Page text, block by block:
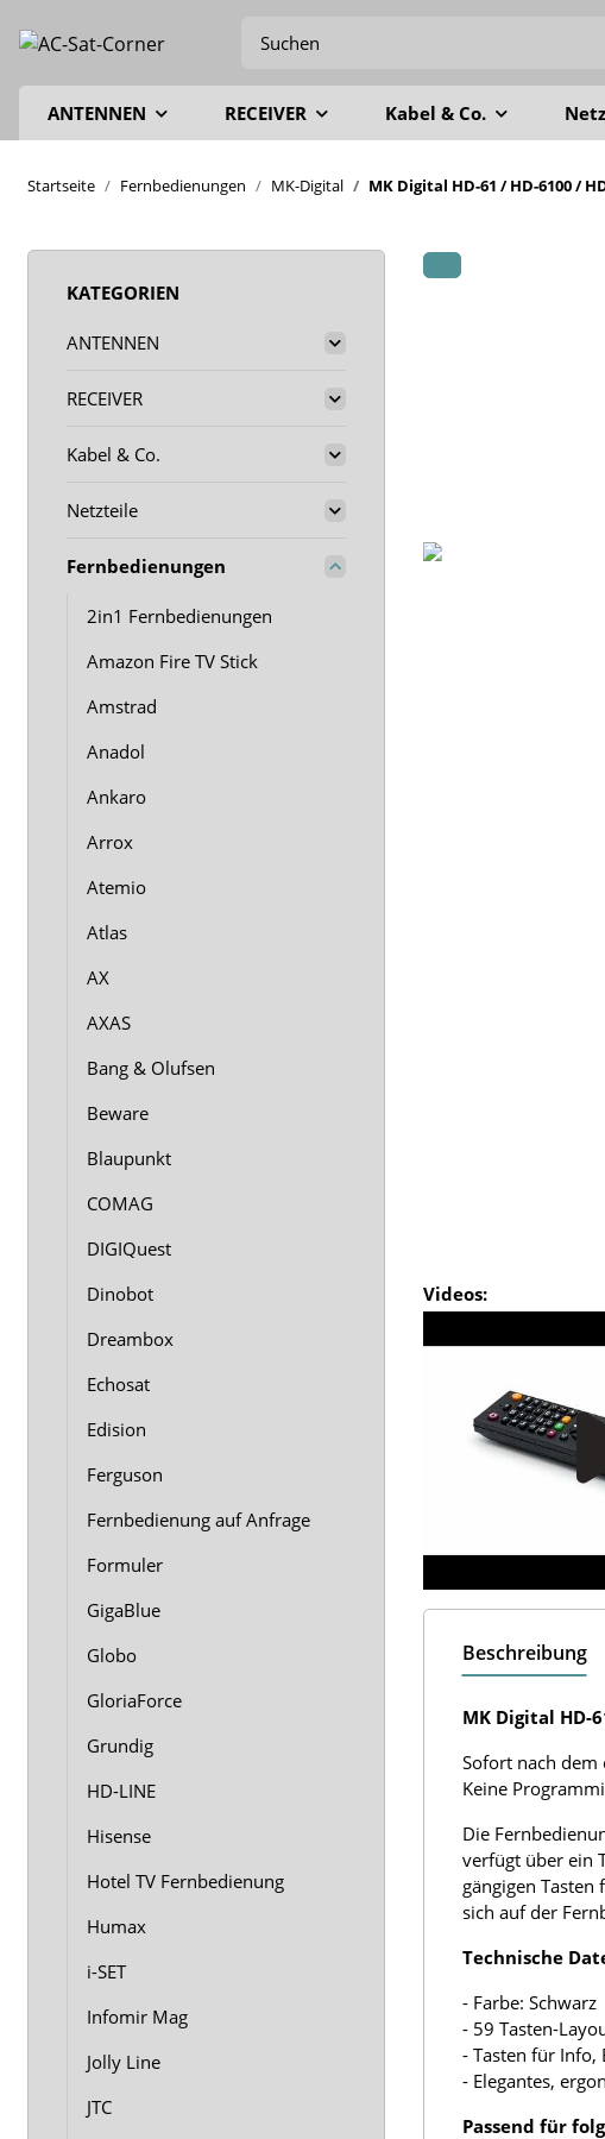
ANTENNEN RECEIVER Kabel & Co.
Startseite Fernbedienungen MK-Digital MK Digital HD-61 / HD-6100 /
Videos:
Beschreibung
MK Digital HD-
Sofort nach dem
Keine
Die
verfügt über ein
gängigen
sich auf der
Technische
- Farbe: Schwarz
- 59 Tasten-
- Tasten für Info,
- Elegantes,
Passend für
KATEGORIEN
ANTENNEN
RECEIVER
Kabel & Co.
Netzteile
Fernbedienungen
2in1 Fernbedienungen
Amazon Fire TV Stick
Amstrad
Anadol
Ankaro
Arrox
Atemio
Atlas
AX
AXAS
Bang & Olufsen
Beware
Blaupunkt
COMAG
DIGIQuest
Dinobot
Dreambox
Echosat
Edision
Ferguson
Fernbedienung auf Anfrage
Formuler
GigaBlue
Globo
GloriaForce
Grundig
HD-LINE
Hisense
Hotel TV Fernbedienung
Humax
i-SET
Infomir Mag
Jolly Line
JTC